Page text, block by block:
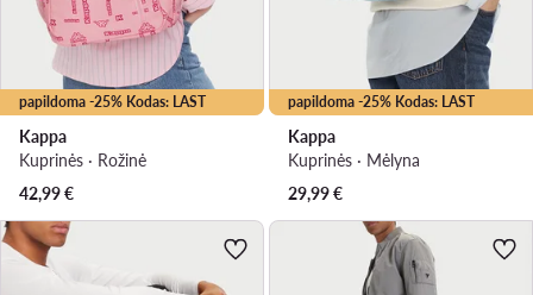
papildoma -25% Kodas: LAST
Kappa
Kuprinės · Rožinė
42,99€
papildoma -25% Kodas: LAST
Kappa
Kuprinės · Mėlyna
29,99€